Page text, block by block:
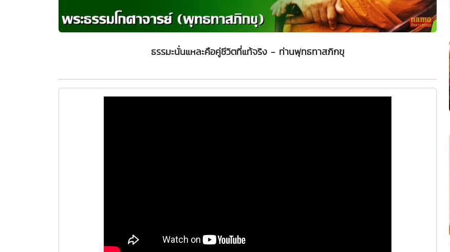
ธรรมะนั่นแหละคือคู่ชีวิตที่แท้จริง - ท่านพุทธทาสภิกขุ